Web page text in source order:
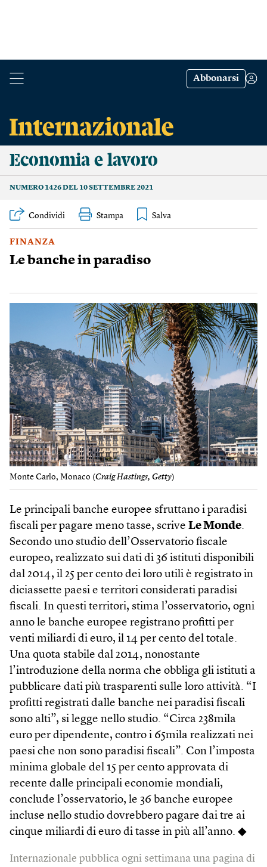
Abbonarsi
Economia e lavoro
NUMERO 1426 DEL 10 SETTEMBRE 2021
Condividi Stampa
FINANZA
Le banche in paradiso
Monte Carlo, Monaco (Craig Hastings, Getty)
Le principali banche europee sfruttano i paradisi
fiscali per pagare meno tasse, scrive Le Monde.
Secondo uno studio dell’Osservatorio fiscale
europeo, realizzato sui dati di 36 istituti disponibili
dal 2014, il 25 per cento dei loro utili è registrato in
diciassette paesi e territori considerati paradisi
fiscali. In questi territori, stima l’osservatorio, ogni
anno le banche europee registrano profitti per
venti miliardi di euro, il 14 per cento del totale.
Una quota stabile dal 2014, nonostante
l’introduzione della norma che obbliga gli istituti a
pubblicare dati più trasparenti sulle loro attività. “I
profitti registrati dalle banche nei paradisi fiscali
sono alti”, si legge nello studio. “Circa 238mila
euro per dipendente, contro i 65mila realizzati nei
paesi che non sono paradisi fiscali”. Con l’imposta
minima globale del 15 per cento approvata di
recente dalle principali economie mondiali,
conclude l’osservatorio, le 36 banche europee
incluse nello studio dovrebbero pagare dai tre ai
cinque miliardi di euro di tasse in più all’anno. ◆
Internazionale pubblica ogni settimana una pagina di